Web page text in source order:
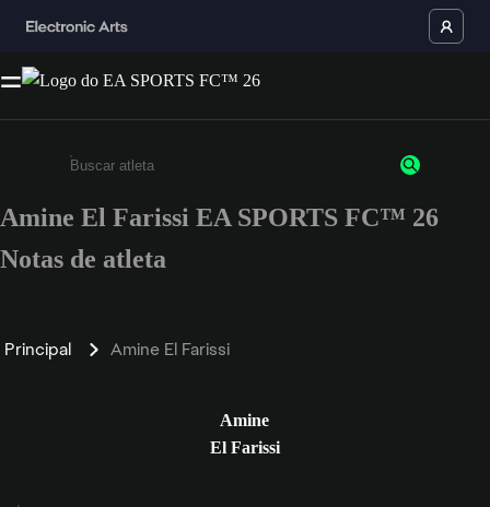
Insira pelo menos 3 caracteres ou números
Amine El Farissi EA SPORTS FC™ 26
Notas de atleta
Principal Amine El Farissi
Amine
El Farissi